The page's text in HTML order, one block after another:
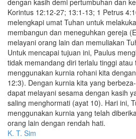
dengan kasih demi pertumbuhan dan
Korintus 12:12-27; 13:1-13; 1 Petrus
melengkapi umat Tuhan untuk
membangun dan meneguhkan gereja
melayani orang lain dan memuliakan
Untuk mencapai tujuan ini, Paulus
tidak memandang diri terlalu tinggi
menggunakan kurnia rohani kita
12:3). Dengan kurnia kita yang
dapat melayani sesama dengan kasih
saling menghormati (ayat 10). Hari ini,
menggunakan kurnia yang telah
orang lain dengan rendah hati.
K. T. Sim